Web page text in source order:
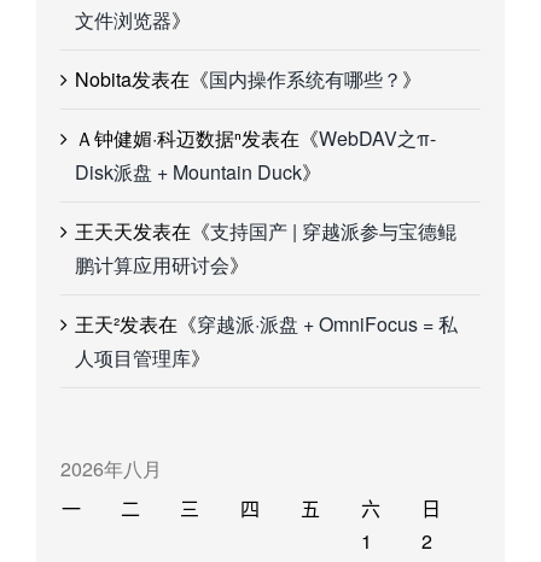
文件浏览器》
Nobita发表在《国内操作系统有哪些？ 》
Ａ钟健媚·科迈数据ⁿ发表在《WebDAV之π-
Disk派盘 + Mountain Duck》
王天天发表在《支持国产 | 穿越派参与宝德鲲
鹏计算应用研讨会》
王天²发表在《穿越派·派盘 + OmniFocus = 私
人项目管理库》
2026年八月
一 二 三 四 五 六 日
1
2